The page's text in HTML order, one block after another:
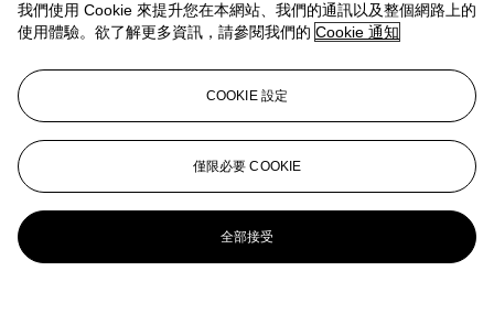
我們使用 Cookie 來提升您在本網站、我們的通訊以及整個網路上的
使用體驗。欲了解更多資訊，請參閱我們的 Cookie 通知
COOKIE 設定
僅限必要 COOKIE
全部接受